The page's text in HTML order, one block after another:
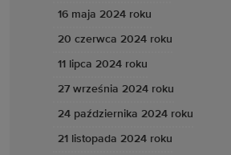
16 maja 2024 roku
20 czerwca 2024 roku
11 lipca 2024 roku
27 września 2024 roku
24 października 2024 roku
21 listopada 2024 roku